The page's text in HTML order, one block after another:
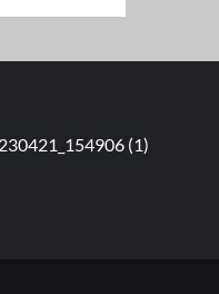
Aren, Tangerang